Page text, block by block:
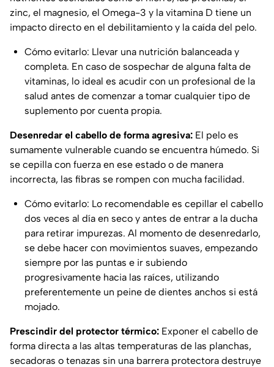
zinc, el magnesio, el Omega-3 y la vitamina D tiene un
impacto directo en el debilitamiento y la caída del pelo.
Cómo evitarlo: Llevar una nutrición balanceada y
completa. En caso de sospechar de alguna falta de
vitaminas, lo ideal es acudir con un profesional de la
salud antes de comenzar a tomar cualquier tipo de
suplemento por cuenta propia.
Desenredar el cabello de forma agresiva: El pelo es
sumamente vulnerable cuando se encuentra húmedo. Si
se cepilla con fuerza en ese estado o de manera
incorrecta, las fibras se rompen con mucha facilidad.
Cómo evitarlo: Lo recomendable es cepillar el cabello
dos veces al día en seco y antes de entrar a la ducha
para retirar impurezas. Al momento de desenredarlo,
se debe hacer con movimientos suaves, empezando
siempre por las puntas e ir subiendo
progresivamente hacia las raíces, utilizando
preferentemente un peine de dientes anchos si está
mojado.
Prescindir del protector térmico: Exponer el cabello de
forma directa a las altas temperaturas de las planchas,
secadoras o tenazas sin una barrera protectora destruye